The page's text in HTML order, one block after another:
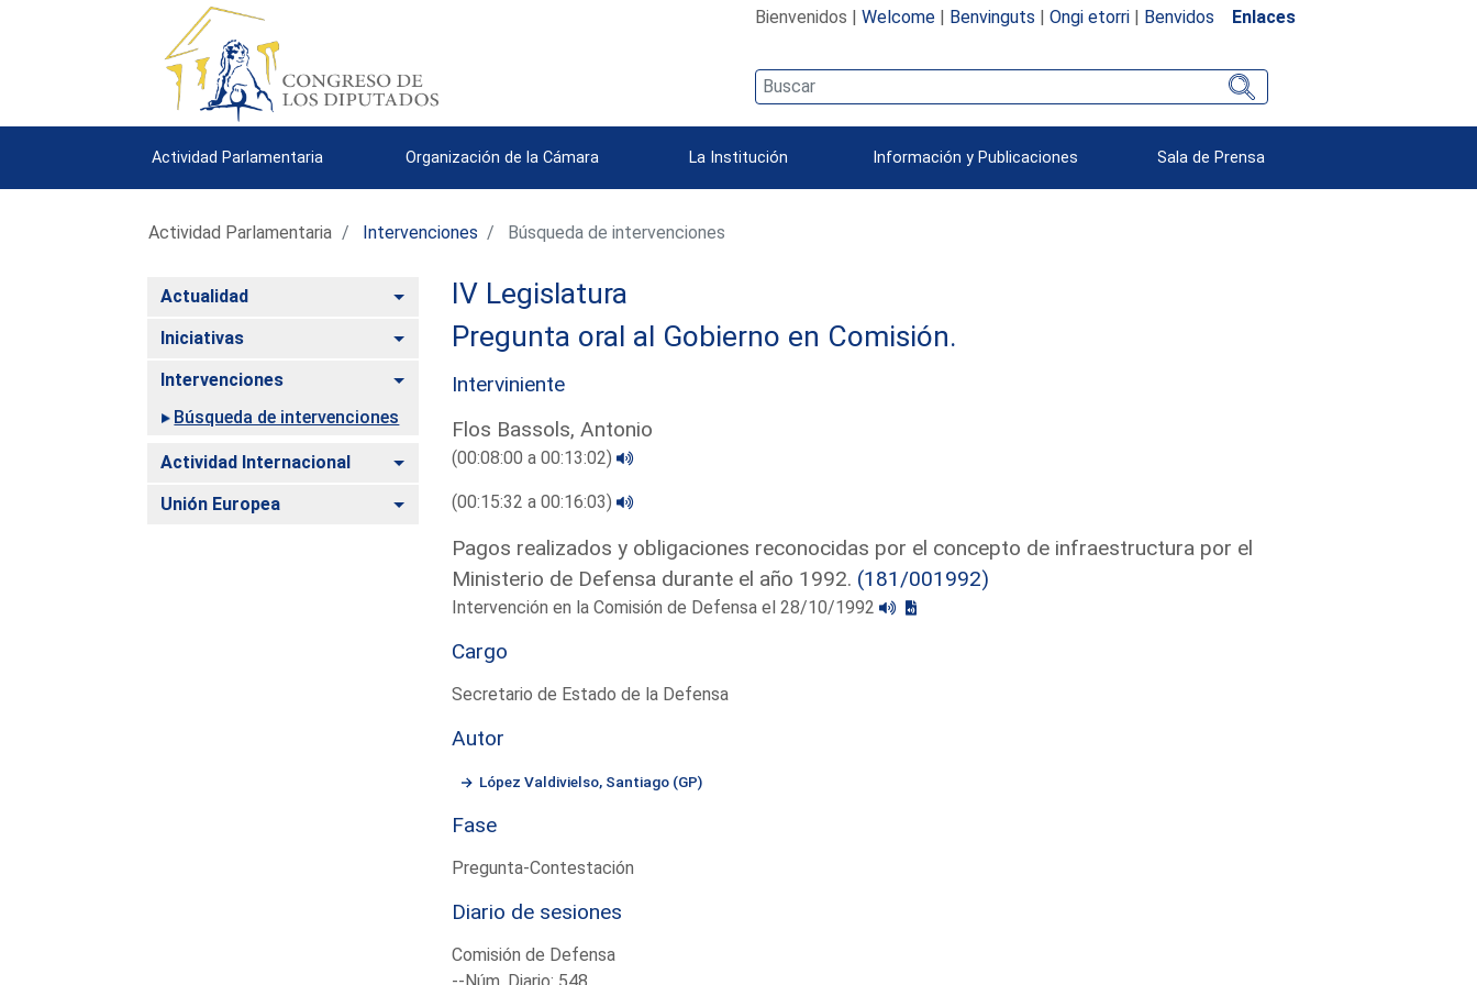
Bienvenidos | Welcome| Benvinguts | Ongi etorri| Benvidos Enlaces
Actividad Parlamentaria Organización de la Cámara La Institución Información y Publicaciones Sala de Prensa
Actividad Parlamentaria Intervenciones Búsqueda de intervenciones
Actualidad Alternar
Iniciativas Alternar
Intervenciones
Alternar
Búsqueda de intervenciones
Actividad Internacional Alternar
Unión Europea Alternar
IV Legislatura
Pregunta oral al Gobierno en Comisión.
Interviniente
Flos Bassols, Antonio
(00:08:00 a 00:13:02)
(00:15:32 a 00:16:03)
Pagos realizados y obligaciones reconocidas por el concepto de infraestructura por el
Ministerio de Defensa durante el año 1992. (181/001992)
Intervención en la Comisión de Defensa el 28/10/1992
Cargo
Secretario de Estado de la Defensa
Autor
López Valdivielso, Santiago (GP)
Fase
Pregunta-Contestación
Diario de sesiones
Comisión de Defensa
--Núm. Diario: 548